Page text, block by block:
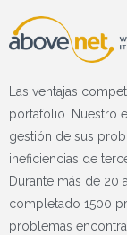
Las ventajas
portafolio. Nuestro
gestión de sus
ineficiencias de
Durante más de 20
completado 1500
problemas